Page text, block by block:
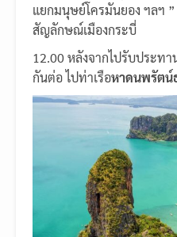
แยกมนุษย์โครมันยอง ฯลฯ
สัญลักษณ์เมืองกระบี่
12.00 หลังจากไปรับประทา
กันต่อ ไปท่าเรือหาดนพรัตน์